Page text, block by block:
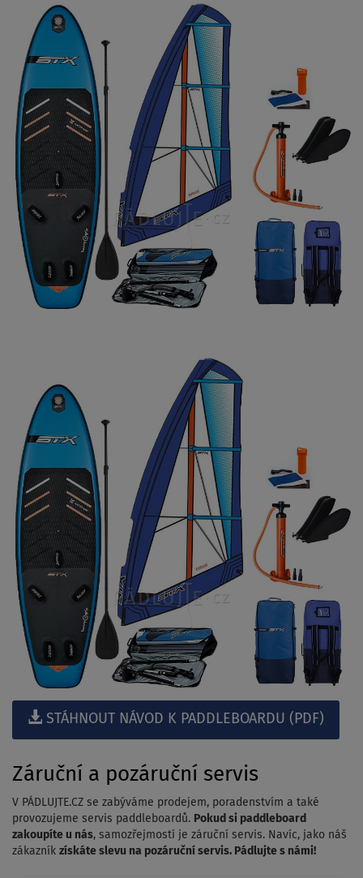
STÁHNOUT NÁVOD K PADDLEBOARDU (PDF)
Záruční a pozáruční servis
V PÁDLUJTE.CZ se zabýváme prodejem, poradenstvím a také
provozujeme servis paddleboardů. Pokud si paddleboard
zakoupíte u nás, samozřejmostí je záruční servis. Navíc, jako náš
zákazník získáte slevu na pozáruční servis. Pádlujte s námi!